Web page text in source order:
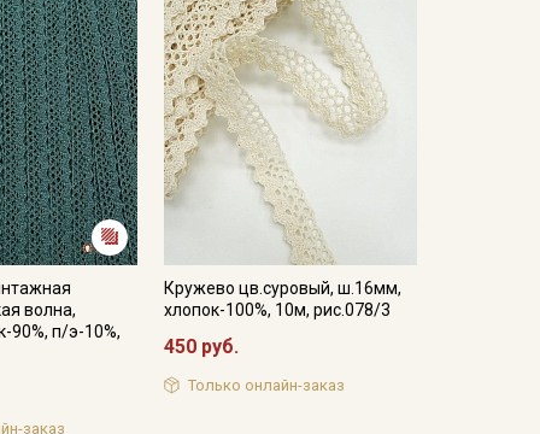
волна,
90%, п/э-10%,
заказ
Кружево цв.суровый, ш.16мм,
хлопок-100%, 10м, рис.078/3
450 руб.
Только онлайн-заказ